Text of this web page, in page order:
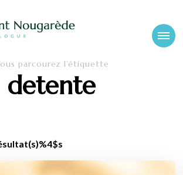
– Psychologue clinicien et psychothérapeute
parcourez l’étiquette
detente